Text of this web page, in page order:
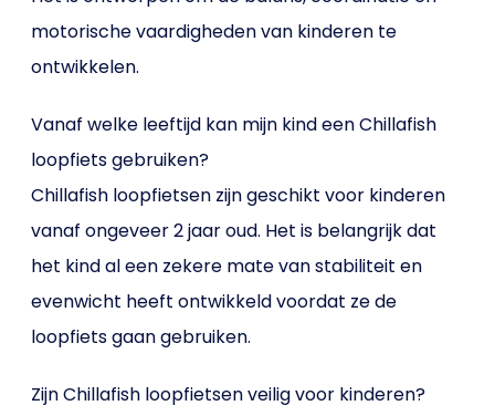
motorische vaardigheden van kinderen te
ontwikkelen.
Vanaf welke leeftijd kan mijn kind een Chillafish
loopfiets gebruiken?
Chillafish loopfietsen zijn geschikt voor kinderen
vanaf ongeveer 2 jaar oud. Het is belangrijk dat
het kind al een zekere mate van stabiliteit en
evenwicht heeft ontwikkeld voordat ze de
loopfiets gaan gebruiken.
Zijn Chillafish loopfietsen veilig voor kinderen?